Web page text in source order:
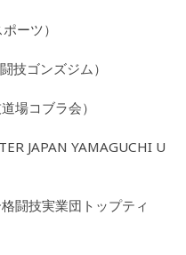
ツ）
ゴンズジム）
コブラ会）
JAPAN YAMAGUCHI U
技実業団トップティ